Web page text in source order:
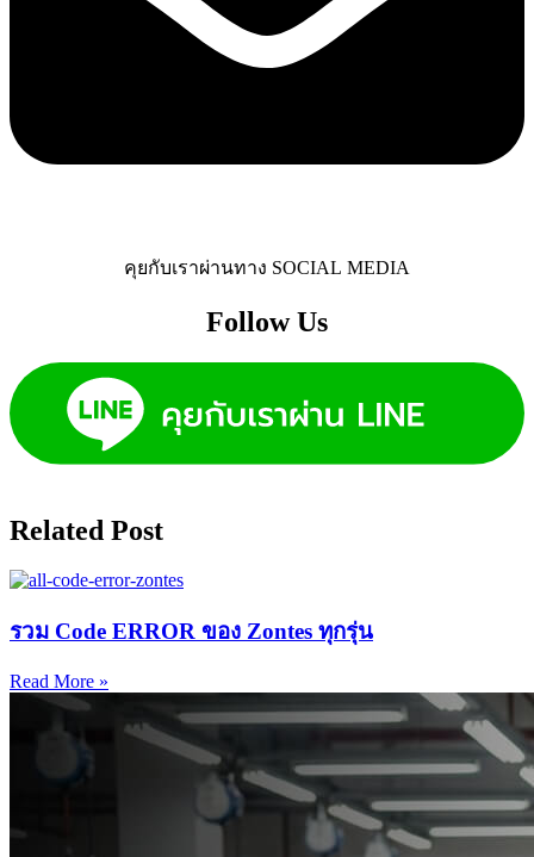
คุยกับเราผ่านทาง SOCIAL MEDIA
Follow Us​
Related Post
รวม Code ERROR ของ Zontes ทุกรุ่น
Read More »